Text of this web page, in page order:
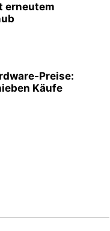
erneutem
Preise:
Käufe